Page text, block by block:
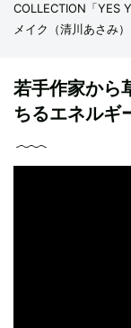
COLLECTION「YES
メイク（清川あさみ）
若手作家から
ちるエネルギ